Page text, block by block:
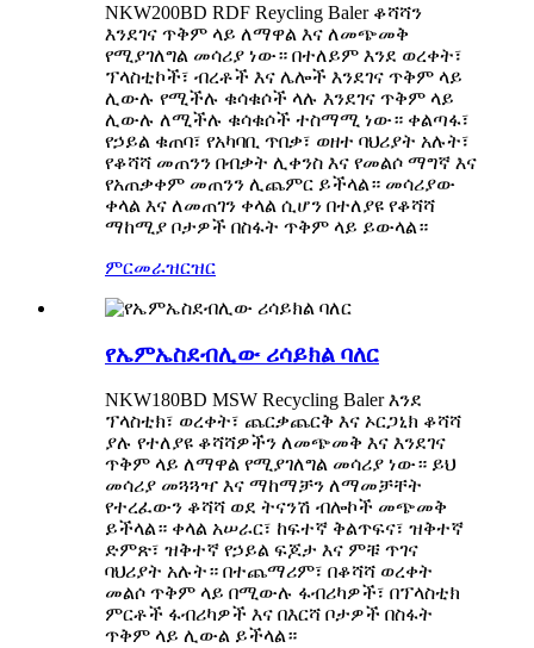
NKW200BD RDF Reycling Baler ቆሻሻን
እንደገና ጥቅም ላይ ለማዋል እና ለመጭመቅ
የሚያገለግል መሳሪያ ነው። በተለይም እንደ ወረቀት፣
ፕላስቲኮች፣ ብረቶች እና ሌሎች እንደገና ጥቅም ላይ
ሊውሉ የሚችሉ ቁሳቁሶች ላሉ ​​እንደገና ጥቅም ላይ
ሊውሉ ለሚችሉ ቁሳቁሶች ተስማሚ ነው። ቀልጣፋ፣
የኃይል ቁጠባ፣ የአካባቢ ጥበቃ፣ ወዘተ ባህሪያት አሉት፣
የቆሻሻ መጠንን በብቃት ሊቀንስ እና የመልሶ ማግኛ እና
የአጠቃቀም መጠንን ሊጨምር ይችላል። መሳሪያው
ቀላል እና ለመጠገን ቀላል ሲሆን በተለያዩ የቆሻሻ
ማከሚያ ቦታዎች በስፋት ጥቅም ላይ ይውላል።
ምርመራዝርዝር
የኤምኤስደብሊው ሪሳይክል ባለር
NKW180BD MSW Recycling Baler እንደ
ፕላስቲክ፣ ወረቀት፣ ጨርቃጨርቅ እና ኦርጋኒክ ቆሻሻ
ያሉ የተለያዩ ቆሻሻዎችን ለመጭመቅ እና እንደገና
ጥቅም ላይ ለማዋል የሚያገለግል መሳሪያ ነው። ይህ
መሳሪያ መጓጓዣ እና ማከማቻን ለማመቻቸት
የተረፈውን ቆሻሻ ወደ ትናንሽ ብሎኮች መጭመቅ
ይችላል። ቀላል አሠራር፣ ከፍተኛ ቅልጥፍና፣ ዝቅተኛ
ድምጽ፣ ዝቅተኛ የኃይል ፍጆታ እና ምቹ ጥገና
ባህሪያት አሉት። በተጨማሪም፣ በቆሻሻ ወረቀት
መልሶ ጥቅም ላይ በሚውሉ ፋብሪካዎች፣ በፕላስቲክ
ምርቶች ፋብሪካዎች እና በእርሻ ቦታዎች በስፋት
ጥቅም ላይ ሊውል ይችላል።